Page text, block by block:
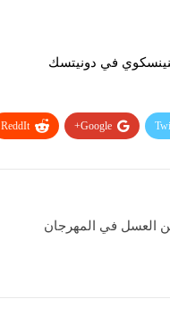
في دونيتسك
Google+
ReddIt
تعرض 3 أطنان من العسل في المهرجان